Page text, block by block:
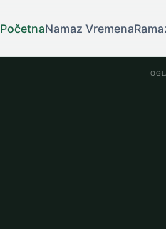
PočetnaNamaz Vremena